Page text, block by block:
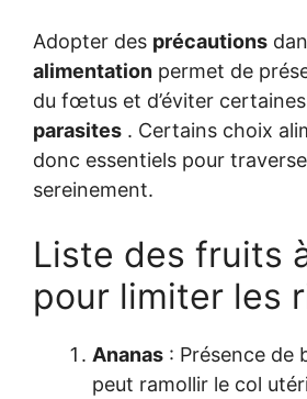
Adopter des précautions
alimentation permet de
du fœtus et d’éviter certaines
parasites . Certains choix
donc essentiels pour
sereinement.
Liste des fruits
pour limiter les
Ananas : Présence de
peut ramollir le col